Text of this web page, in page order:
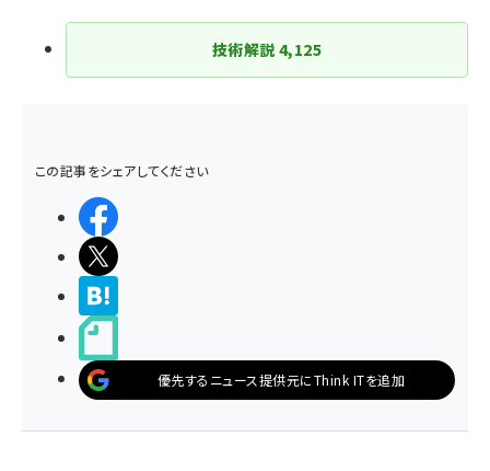
技術解説 4,125
この記事をシェアしてください
優先するニュース提供元にThink ITを追加